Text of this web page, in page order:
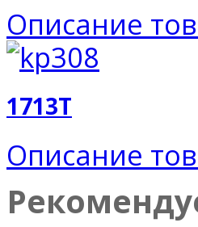
Описание
1713T
Описание